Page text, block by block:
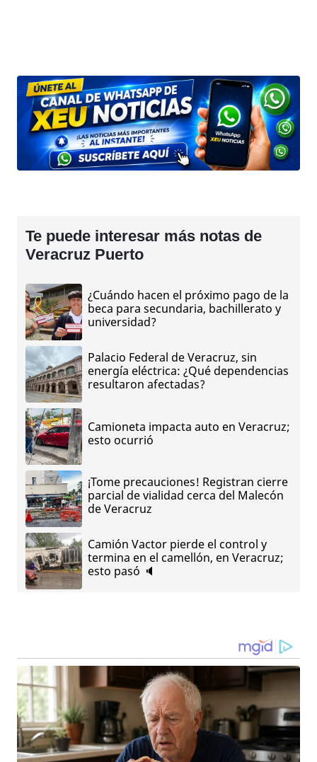
Te puede interesar más notas de
Veracruz Puerto
¿Cuándo hacen el próximo pago de la
beca para secundaria, bachillerato y
universidad?
Palacio Federal de Veracruz, sin
energía eléctrica: ¿Qué dependencias
resultaron afectadas?
Camioneta impacta auto en Veracruz;
esto ocurrió
¡Tome precauciones! Registran cierre
parcial de vialidad cerca del Malecón
de Veracruz
Camión Vactor pierde el control y
termina en el camellón, en Veracruz;
esto pasó 🔈